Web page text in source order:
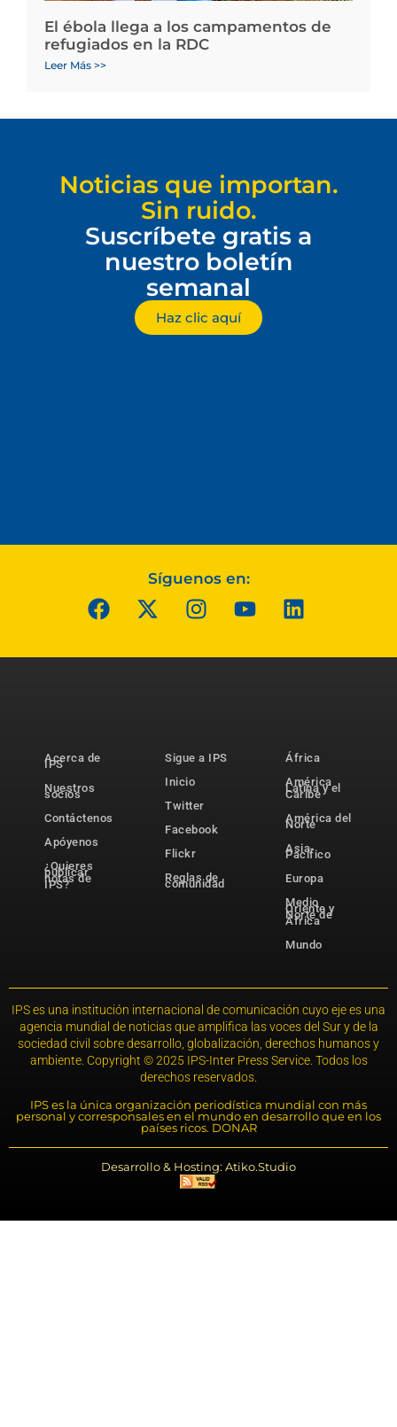
El ébola llega a los campamentos de
refugiados en la RDC
Leer Más >>
Noticias que importan.
Sin ruido.
Suscríbete gratis a
nuestro boletín
semanal
Haz clic aquí
Síguenos en:
Acerca de
IPS
Nuestros
socios
Contáctenos
Apóyenos
¿Quieres
publicar
notas de
IPS?
Sigue a IPS
Inicio
Twitter
Facebook
Flickr
Reglas de
comunidad
África
América
Latina y el
Caribe
América del
Norte
Asia-
Pacífico
Europa
Medio
Oriente y
Norte de
África
Mundo
IPS es una institución internacional de comunicación cuyo eje es una
agencia mundial de noticias que amplifica las voces del Sur y de la
sociedad civil sobre desarrollo, globalización, derechos humanos y
ambiente. Copyright © 2025 IPS-Inter Press Service. Todos los
derechos reservados.
IPS es la única organización periodística mundial con más
personal y corresponsales en el mundo en desarrollo que en los
países ricos. DONAR
Desarrollo & Hosting: Atiko.Studio